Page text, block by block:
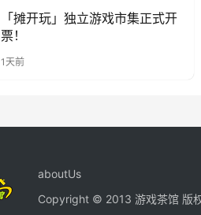
「摊开玩」独立游戏市集正式开
票！
1天前
aboutUs
Copyright © 2013 游戏茶馆 版